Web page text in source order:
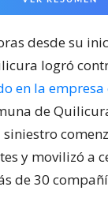
desde su
logró
en la
de
y movilizó a
de 30